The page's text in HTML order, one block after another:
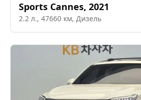
Sports Cannes, 2021
2.2 л., 47660 км, Дизель